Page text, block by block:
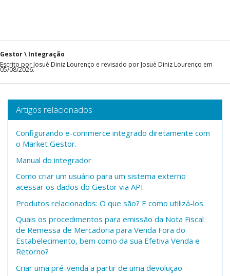
Gestor \ Integração
Escrito por Josué Diniz Lourenço e revisado por Josué Diniz Lourenço em
05/08/2026.
Artigos relacionados
Configurando e-commerce integrado diretamente com
o Market Gestor.
Manual do integrador
Como criar um usuário para um sistema externo
acessar os dados do Gestor via API.
Produtos relacionados: O que são? E como utilizá-los.
Quais os procedimentos para emissão da Nota Fiscal
de Remessa de Mercadoria para Venda Fora do
Estabelecimento, bem como da sua Efetiva Venda e
Retorno?
Criar uma pré-venda a partir de uma devolução